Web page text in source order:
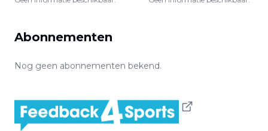
Abonnementen
Nog geen abonnementen bekend.